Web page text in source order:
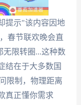
提示"该内容因地
春节联欢晚会直
无限转圈...这种数
结在于大多数国
限制，物理距离
真正懂你需求